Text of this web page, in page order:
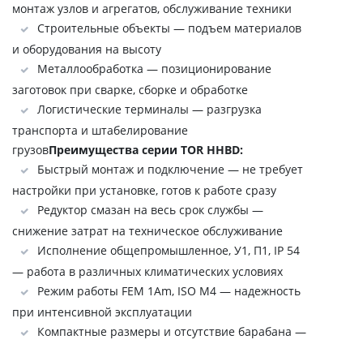
монтаж узлов и агрегатов, обслуживание техники
Строительные объекты — подъем материалов
и оборудования на высоту
Металлообработка — позиционирование
заготовок при сварке, сборке и обработке
Логистические терминалы — разгрузка
транспорта и штабелирование
грузовПреимущества серии TOR HHBD:
Быстрый монтаж и подключение — не требует
настройки при установке, готов к работе сразу
Редуктор смазан на весь срок службы —
снижение затрат на техническое обслуживание
Исполнение общепромышленное, У1, П1, IP 54
— работа в различных климатических условиях
Режим работы FEM 1Аm, ISO M4 — надежность
при интенсивной эксплуатации
Компактные размеры и отсутствие барабана —